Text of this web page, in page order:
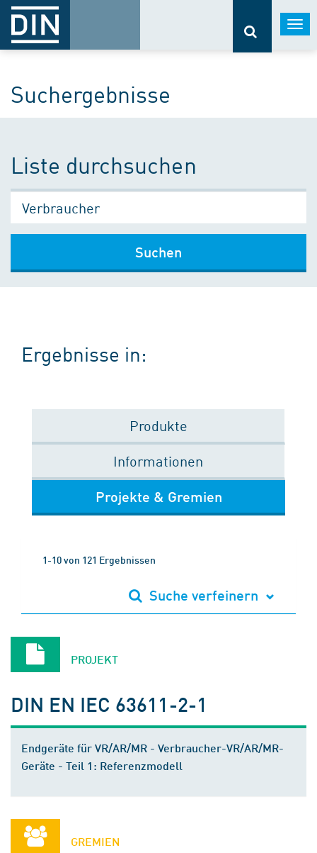
Suchergebnisse
Liste durchsuchen
Suchen
Ergebnisse in:
Produkte
Informationen
Projekte & Gremien
1-10 von 121 Ergebnissen
Suche verfeinern
PROJEKT
DIN EN IEC 63611-2-1
Endgeräte für VR/AR/MR - Verbraucher-VR/AR/MR-
Geräte - Teil 1: Referenzmodell
GREMIEN